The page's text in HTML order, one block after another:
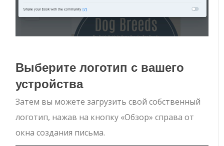
Выберите логотип с вашего
устройства
Затем вы можете загрузить свой собственный
логотип, нажав на кнопку «Обзор» справа от
окна создания письма.